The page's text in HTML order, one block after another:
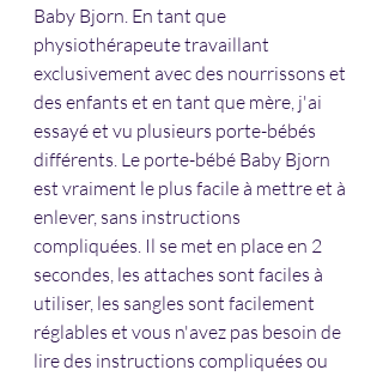
Baby Bjorn. En tant que
physiothérapeute travaillant
exclusivement avec des nourrissons et
des enfants et en tant que mère, j'ai
essayé et vu plusieurs porte-bébés
différents. Le porte-bébé Baby Bjorn
est vraiment le plus facile à mettre et à
enlever, sans instructions
compliquées. Il se met en place en 2
secondes, les attaches sont faciles à
utiliser, les sangles sont facilement
réglables et vous n'avez pas besoin de
lire des instructions compliquées ou